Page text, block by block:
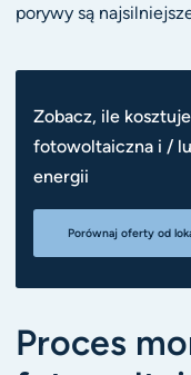
porywy są
Zobacz, ile
fotowoltaiczna i /
energii
Porównaj oferty od
Proces